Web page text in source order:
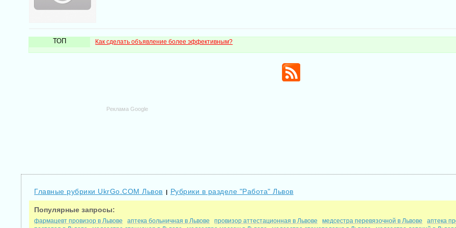
ТОП Как сделать объявление более эффективным?
Реклама Google
Главные рубрики UkrGo.COM Львов | Рубрики в разделе "Работа" Львов
Популярные запросы:
фармацевт провизор в Львове аптека больничная в Львове провизор аттестационная в Львове медсестра перевязочной в Львове аптека